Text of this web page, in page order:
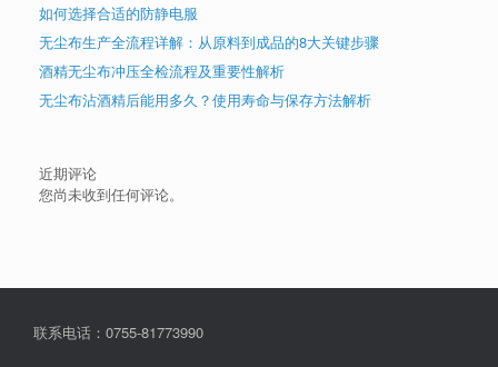
如何选择合适的防静电服
无尘布生产全流程详解：从原料到成品的8大关键步骤
酒精无尘布冲压全检流程及重要性解析
无尘布沾酒精后能用多久？使用寿命与保存方法解析
近期评论
您尚未收到任何评论。
联系电话：0755-81773990